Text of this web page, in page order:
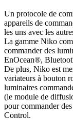
Un protocole de
appareils de
les uns avec les
La gamme Niko
commander des
EnOcean®,
De plus, Niko est
variateurs à bouton
luminaires
(le module de
pour commander
Control.